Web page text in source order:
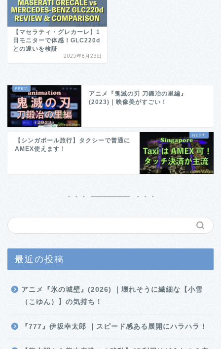
【マセラティ・グレカーレ】1
日モニターで体感！GLC220d
との違いを検証
2025年6月23日
アニメ『鬼滅の刃 刀鍛冶の里編』
(2023)｜映像美がすごい！
【シンガポール旅行】タクシーで普通に
AMEX使えます！
最近の投稿
アニメ『氷の城壁』(2026) ｜壊れそうに繊細な【小雪
（こゆん）】の気持ち！
『777』伊坂幸太郎 ｜スピード感ある展開にハラハラ！